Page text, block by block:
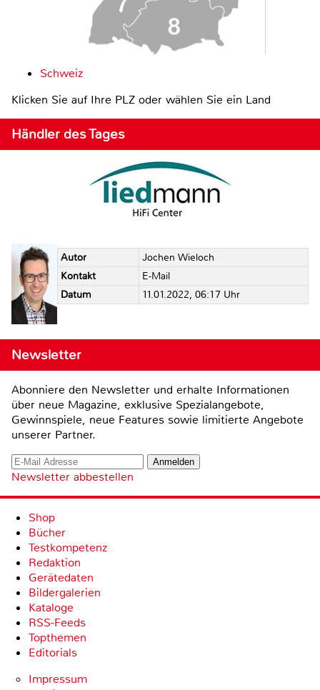
Schweiz
Klicken Sie auf Ihre PLZ oder wählen Sie ein Land
Händler des Tages
Autor
Jochen Wieloch
Kontakt
E-Mail
Datum
11.01.2022, 06:17 Uhr
Newsletter
Abonniere den Newsletter und erhalte Informationen
über neue Magazine, exklusive Spezialangebote,
Gewinnspiele, neue Features sowie limitierte Angebote
unserer Partner.
Newsletter abbestellen
Shop
Bücher
Testkompetenz
Redaktion
Gerätedaten
Bildergalerien
Kataloge
RSS-Feeds
Topthemen
Editorials
Impressum